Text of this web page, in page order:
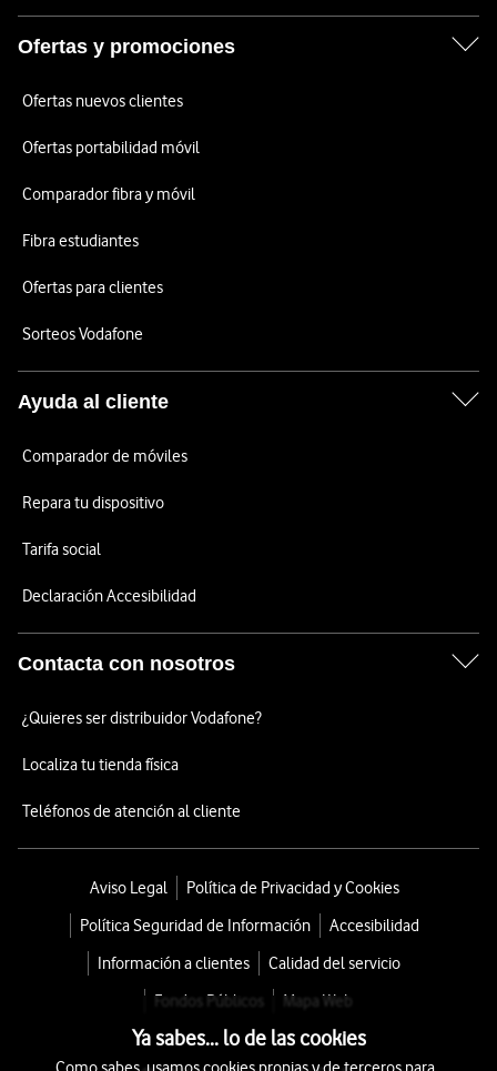
Ofertas y promociones
Ofertas nuevos clientes
Ofertas portabilidad móvil
Comparador fibra y móvil
Fibra estudiantes
Ofertas para clientes
Sorteos Vodafone
Ayuda al cliente
Comparador de móviles
Repara tu dispositivo
Tarifa social
Declaración Accesibilidad
Contacta con nosotros
¿Quieres ser distribuidor Vodafone?
Localiza tu tienda física
Teléfonos de atención al cliente
Aviso Legal
Política de Privacidad y Cookies
Política Seguridad de Información
Accesibilidad
Información a clientes
Calidad del servicio
Fondos Públicos
Mapa Web
Ya sabes... lo de las cookies